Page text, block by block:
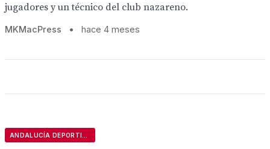
jugadores y un técnico del club nazareno.
MKMacPress • hace 4 meses